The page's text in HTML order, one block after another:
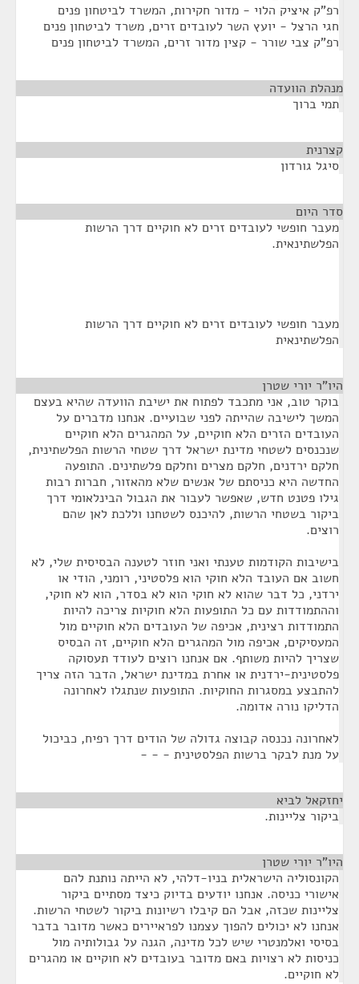
רפ"ק איציק הלוי - מדור חקירות, המשרד לביטחון פנים
חגי הרצל - יועץ השר לעובדים זרים, משרד לביטחון פנים
רפ"ק צבי שורר - קצין מדור זרים, המשרד לביטחון פנים
מנהלת הוועדה
תמי ברוך
קצרנית
סיגל גורדון
סדר היום
מעבר חופשי לעובדים זרים לא חוקיים דרך הרשות
הפלשתינאית.
מעבר חופשי לעובדים זרים לא חוקיים דרך הרשות
הפלשתינאית
היו"ר יורי שטרן
בוקר טוב, אני מתכבד לפתוח את ישיבת הוועדה שהיא בעצם
המשך לישיבה שהייתה לפני שבועיים. אנחנו מדברים על
העובדים הזרים הלא חוקיים, על המהגרים הלא חוקיים
שנכנסים לשטחי מדינת ישראל דרך שטחי הרשות הפלשתינית,
חלקם ירדנים, חלקם מצרים וחלקם פלשתינים. התופעה
החדשה היא כניסתם של אנשים שלא מהאזור, חברות רבות
גילו פטנט חדש, שאפשר לעבור את הגבול הבינלאומי דרך
ביקור בשטחי הרשות, להיכנס לשטחנו וללכת לאן שהם
רוצים.
בישיבות הקודמות טענתי ואני חוזר לטענה הבסיסית שלי, לא
חשוב אם העובד הלא חוקי הוא פלסטיני, רומני, הודי או
ירדני, כל דבר שהוא לא חוקי הוא לא בסדר, הוא לא חוקי,
וההתמודדות עם כל התופעות הלא חוקיות צריכה להיות
התמודדות רצינית, אכיפה של העובדים הלא חוקיים מול
המעסיקים, אכיפה מול המהגרים הלא חוקיים, זה הבסיס
שצריך להיות משותף. אם אנחנו רוצים לעודד תעסוקה
פלסטינית-ירדנית או אחרת במדינת ישראל, הדבר הזה צריך
להתבצע במסגרות החוקיות. התופעות שנתגלו לאחרונה
הדליקו נורה אדומה.
לאחרונה נכנסה קבוצה גדולה של הודים דרך רפיח, כביכול
על מנת לבקר ברשות הפלסטינית - - -
יחזקאל לביא
ביקור צליינות.
היו"ר יורי שטרן
הקונסוליה הישראלית בניו-דלהי, לא הייתה נותנת להם
אישורי כניסה. אנחנו יודעים בדיוק כיצד מסתיים ביקור
צליינות שכזה, אבל הם קיבלו רשיונות ביקור לשטחי הרשות.
אנחנו לא יכולים להפוך עצמנו לפראיירים כאשר מדובר בדבר
בסיסי ואלמנטרי שיש לכל מדינה, הגנה על גבולותיה מול
כניסות לא רצויות באם מדובר בעובדים לא חוקיים או מהגרים
לא חוקיים.